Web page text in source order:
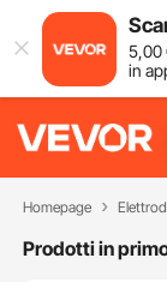
5,00
in
Homepage
Prodotti in